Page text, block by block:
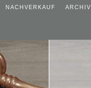
NACHVERKAUF ARCHIV